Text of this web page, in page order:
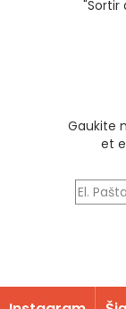
"Sortir
Gaukite
et